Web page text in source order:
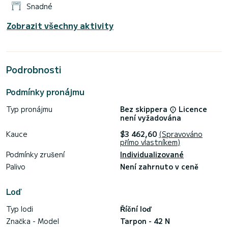
Snadné
Zobrazit všechny aktivity
Podrobnosti
Podmínky pronájmu
Typ pronájmu Bez skippera
Licence
není vyžadována
Kauce
$3 462,60 (Spravováno
přímo vlastníkem)
Podmínky zrušení
Individualizované
Palivo
Není zahrnuto v ceně
Loď
Typ lodi
Říční loď
Značka - Model
Tarpon - 42 N